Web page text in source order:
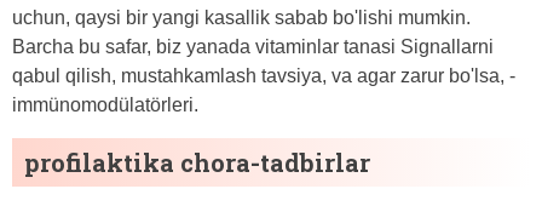
uchun, qaysi bir yangi kasallik sabab bo'lishi mumkin.
Barcha bu safar, biz yanada vitaminlar tanasi Signallarni
qabul qilish, mustahkamlash tavsiya, va agar zarur bo'lsa, -
immünomodülatörleri.
profilaktika chora-tadbirlar